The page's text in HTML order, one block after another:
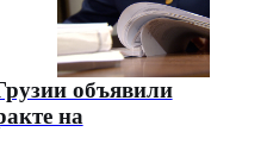
объявили
на